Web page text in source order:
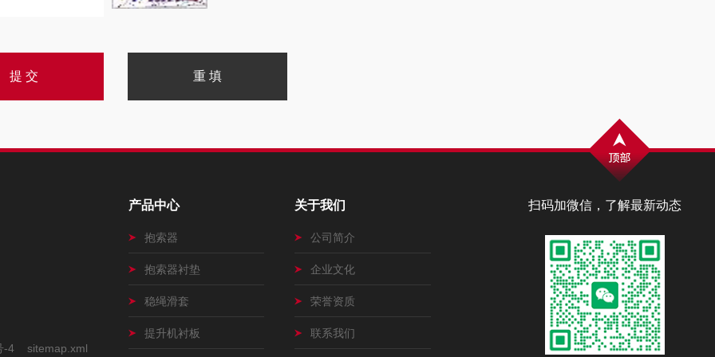
扫码加微信，了解最新动态
-4 sitemap.xml
产品中心
抱索器
抱索器衬垫
稳绳滑套
提升机衬板
关于我们
公司简介
企业文化
荣誉资质
联系我们